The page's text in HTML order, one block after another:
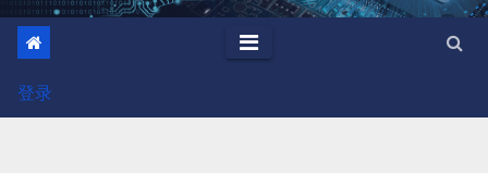
登录